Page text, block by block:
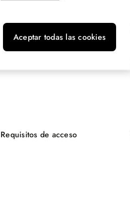
Modalidad
Presencial
Requisitos de acceso
Aceptar todas las cookies